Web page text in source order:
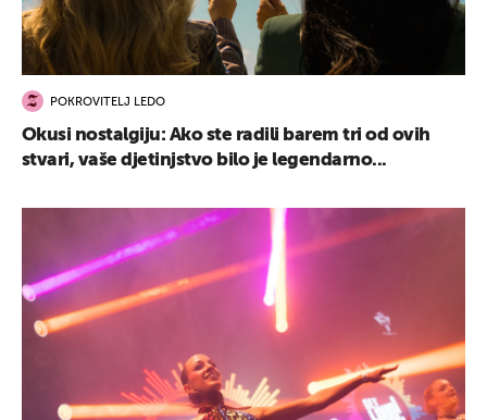
POKROVITELJ LEDO
Okusi nostalgiju: Ako ste radili barem tri od ovih
stvari, vaše djetinjstvo bilo je legendarno...